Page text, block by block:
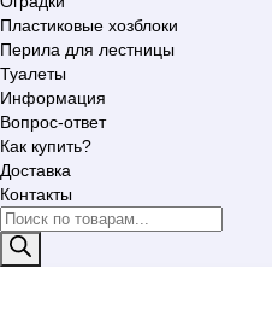
Пластиковые хозблоки
Перила для лестницы
Туалеты
Информация
Вопрос-ответ
Как купить?
Доставка
Контакты
Поиск
товаров